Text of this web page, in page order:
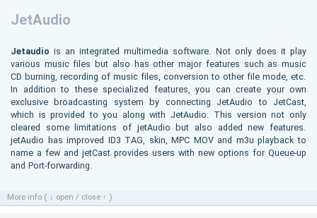
JetAudio
Jetaudio is an integrated multimedia software. Not only does it play
various music files but also has other major features such as music
CD burning, recording of music files, conversion to other file mode, etc.
In addition to these specialized features, you can create your own
exclusive broadcasting system by connecting JetAudio to JetCast,
which is provided to you along with JetAudio. This version not only
cleared some limitations of jetAudio but also added new features.
jetAudio has improved ID3 TAG, skin, MPC MOV and m3u playback to
name a few and jetCast provides users with new options for Queue-up
and Port-forwarding.
More info ( ↓ open / close ↑ )